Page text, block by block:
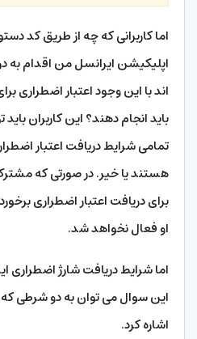
اما کاربرانی که چه از طریق کد
اپلیکیشن ایرانسل من اقدام به
اند با این وجود اعتبار اضطراری
باید انجام دهند؟ این کاربران
تمامی شرایط دریافت اعتبار
هستند یا خیر. در صورتی که مشترک
برای دریافت اعتبار اضطراری
او فعال نخواهد شد.
اما شرایط دریافت شارژ
این سوال می توان به دو شرطی
اشاره کرد.